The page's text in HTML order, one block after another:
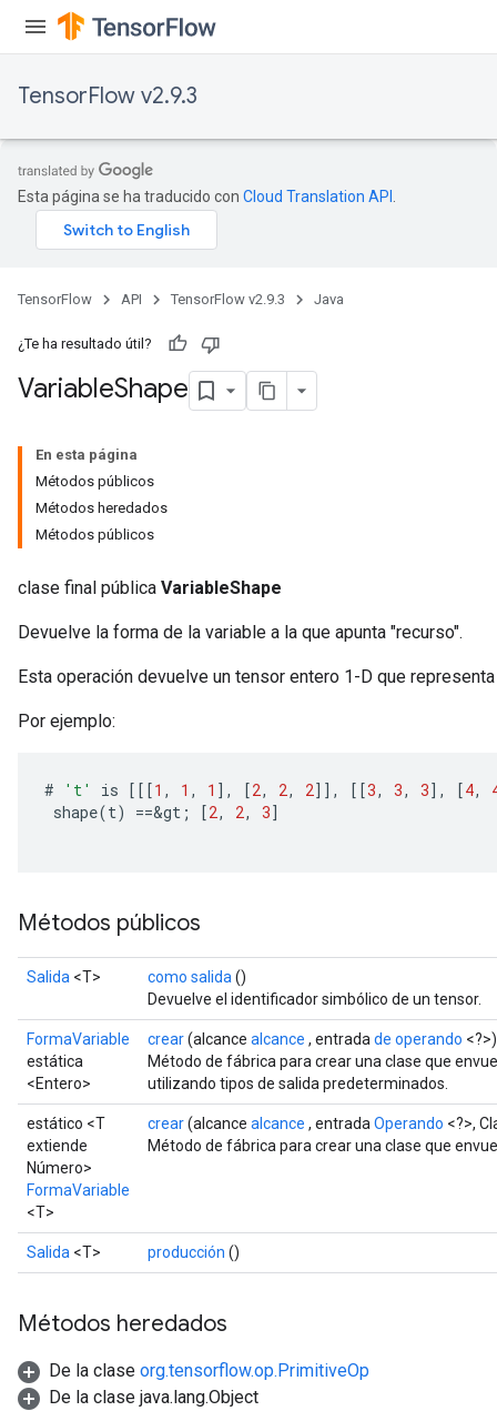
TensorFlow v2.9.3
Esta página se ha traducido con Cloud Translation API
TensorFlow API TensorFlow v2.9.3 Java
¿Te ha resultado útil?
VariableShape
En esta página
Métodos públicos
Métodos heredados
Métodos públicos
clase final pública VariableShape
Devuelve la forma de la variable a la que apunta "recurso".
Esta operación devuelve un tensor entero 1-D que
Por ejemplo:
# 't' is [[[1 , 1 , 1 ] , [2, 2, 2]] , [[3, 3, 3] , [4,
shape(t) ==&gt ; [2, 2, 3]
Métodos públicos
Salida <T> como salida ()
Devuelve el identificador simbólico de un tensor.
FormaVariable
estática
<Entero>
crear(alcance alcance , entrada de operando <?>)
Método de fábrica para crear una clase que
utilizando tipos de salida predeterminados.
estático <T
extiende
Número>
FormaVariable
<T>
crear(alcance alcance , entrada Operando <?>,
Método de fábrica para crear una clase que
Salida <T> producción ()
Métodos heredados
De la clase org.tensorflow.op.PrimitiveOp
De la clase java.lang.Object